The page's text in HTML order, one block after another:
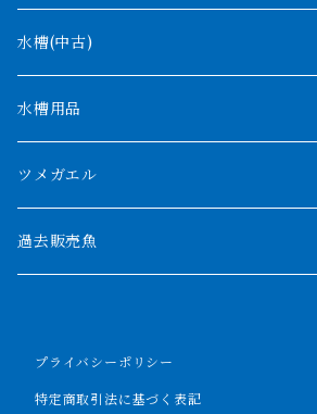
デルヘッジ
ザイールグリーン
パルマス
ポーリー
セネガルス
ナイル川
ブリードポリプ
1200mm以下
1500mm
1800mm
2000mm以上
水槽(中古)
水槽用品
ツメガエル
過去販売魚
プライバシーポリシー
特定商取引法に基づく表記